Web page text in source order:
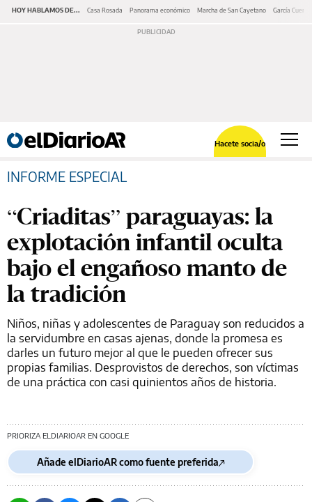
HOY HABLAMOS DE... Casa Rosada Panorama económico Marcha de San Cayetano García Cuerva
Hacete socia/o
INFORME ESPECIAL
“Criaditas” paraguayas: la
explotación infantil oculta
bajo el engañoso manto de
la tradición
Niños, niñas y adolescentes de Paraguay son reducidos a
la servidumbre en casas ajenas, donde la promesa es
darles un futuro mejor al que le pueden ofrecer sus
propias familias. Desprovistos de derechos, son víctimas
de una práctica con casi quinientos años de historia.
PRIORIZA ELDIARIOAR EN GOOGLE
Añade elDiarioAR como fuente preferida